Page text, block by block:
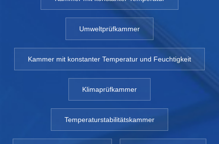
Umweltprüfkammer
Kammer mit konstanter Temperatur und Feuchtigkeit
Klimaprüfkammer
Temperaturstabilitätskammer